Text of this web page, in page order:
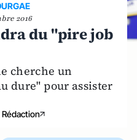
2016
du "pire job
cherche un
dure" pour assister